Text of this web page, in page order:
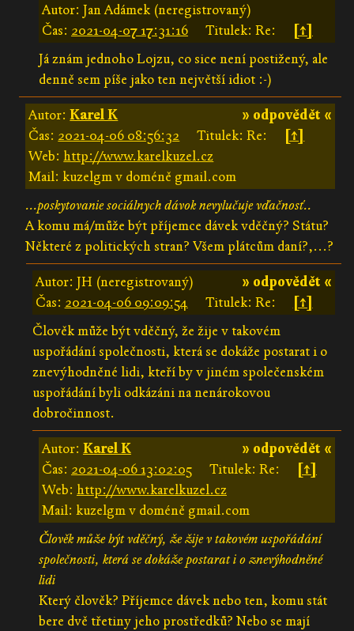
Autor: Jan Adámek (neregistrovaný)
Čas: 2021-04-07 17:31:16 Titulek: Re:
[↑]
Já znám jednoho Lojzu, co sice není postižený, ale
denně sem píše jako ten největší idiot :-)
» odpovědět «
Autor:Karel K
Čas: 2021-04-06 08:56:32 Titulek: Re:
[↑]
Web:http://www.karelkuzel.cz
Mail: kuzelgm v doméně gmail.com
...poskytovanie sociálnych dávok nevylučuje vďačnosť..
A komu má/může být příjemce dávek vděčný? Státu?
Některé z politických stran? Všem plátcům daní?,...?
» odpovědět «
Autor: JH (neregistrovaný)
Čas: 2021-04-06 09:09:54 Titulek: Re:
[↑]
Člověk může být vděčný, že žije v takovém
uspořádání společnosti, která se dokáže postarat i o
znevýhodněné lidi, kteří by v jiném společenském
uspořádání byli odkázáni na nenárokovou
dobročinnost.
» odpovědět «
Autor: Karel K
Čas: 2021-04-06 13:02:05 Titulek: Re:
[↑]
Web: http://www.karelkuzel.cz
Mail: kuzelgm v doméně gmail.com
Člověk může být vděčný, že žije v takovém uspořádání
společnosti, která se dokáže postarat i o znevýhodněné
lidi
Který člověk? Příjemce dávek nebo ten, komu stát
bere dvě třetiny jeho prostředků? Nebo se mají